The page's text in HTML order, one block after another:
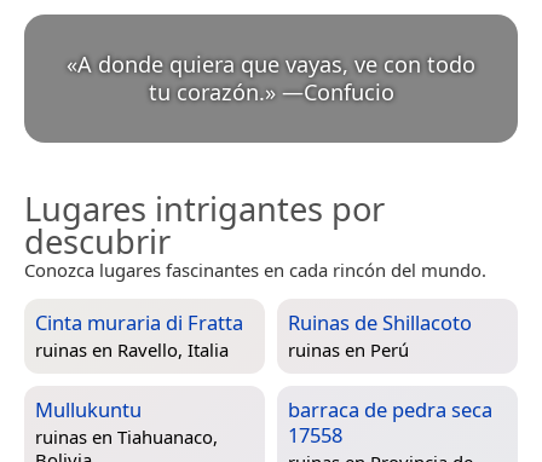
«A donde quiera que vayas, ve con todo
tu corazón.» —Confucio
Lugares intrigantes por
descubrir
Conozca lugares fascinantes en cada rincón del mundo.
Cinta muraria di Fratta
ruinas en Ravello, Italia
Ruinas de Shillacoto
ruinas en Perú
Mullukuntu
ruinas en Tiahuanaco,
barraca de pedra seca
17558